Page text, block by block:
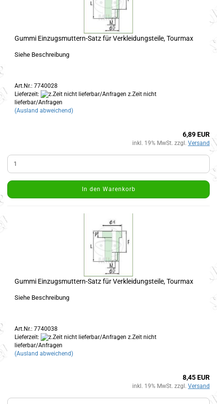
Gummi Einzugsmuttern-Satz für Verkleidungsteile, Tourmax
Siehe Beschreibung
Art.Nr.: 7740028
Lieferzeit:
z.Zeit nicht
lieferbar/Anfragen
(Ausland abweichend)
6,89 EUR
inkl. 19% MwSt. zzgl. Versand
In den Warenkorb
Gummi Einzugsmuttern-Satz für Verkleidungsteile, Tourmax
Siehe Beschreibung
Art.Nr.: 7740038
Lieferzeit:
z.Zeit nicht
lieferbar/Anfragen
(Ausland abweichend)
8,45 EUR
inkl. 19% MwSt. zzgl. Versand